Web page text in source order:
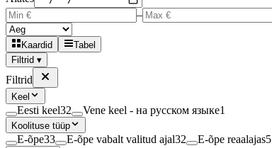
–
Kaardid
Tabel
Filtrid ▾
Filtrid
Keel
Eesti keel32 Vene keel - на русском языке1
Koolituse tüüp
E-õpe33 E-õpe vabalt valitud ajal32 E-õpe reaalajas5